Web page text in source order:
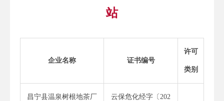
站
企业名称 证书编号
许可
类别
昌宁县温泉树根地茶厂 云保危化经字〔202